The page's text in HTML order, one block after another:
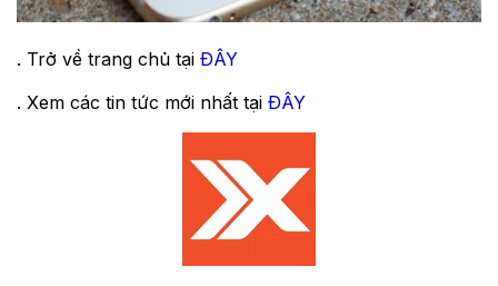
. Trở về trang chủ tại ĐÂY
. Xem các tin tức mới nhất tại ĐÂY